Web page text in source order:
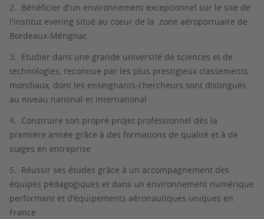
Bénéficier d'un environnement exceptionnel sur le site de
l'institut evering situé au coeur de la zone aéroportuaire de
Bordeaux-Mérignac
Etudier dans une grande université de sciences et de
technologies, reconnue par les plus prestigieux classements
mondiaux, dont les enseignants-chercheurs sont distingués
au niveau national et international
Construire son propre projet professionnel dès la
première année grâce à des formations de qualité et à de
stages en entreprise
Réussir ses études grâce à un accompagnement des
équipes pédagogiques et dans un environnement numérique
performant et d'équipements aéronautiques uniques en
France